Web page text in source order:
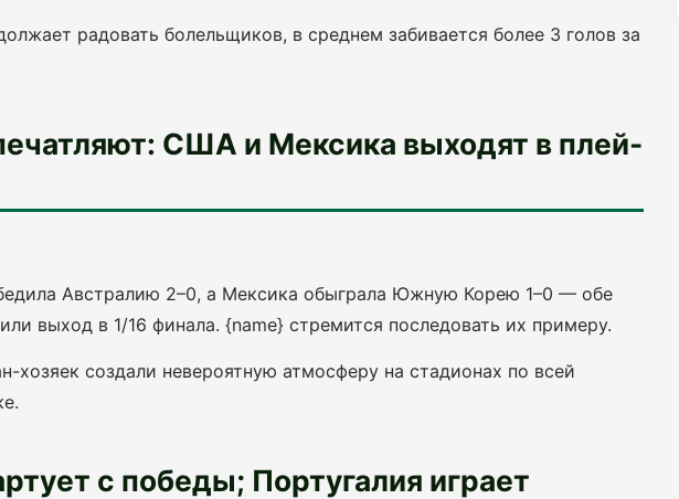
радовать болельщиков, в среднем забивается более 3 голов за
США и Мексика выходят в плей-
Австралию 2–0, а Мексика обыграла Южную Корею 1–0 — обе
выход в 1/16 финала. {name} стремится последовать их примеру.
хозяек создали невероятную атмосферу на стадионах по всей
с победы; Португалия играет